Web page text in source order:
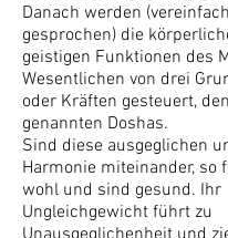
Danach werden
gesprochen) die
geistigen Funktionen des
Wesentlichen von drei
oder Kräften gesteuert,
genannten Doshas.
Sind diese ausgeglichen
Harmonie miteinander, so
wohl und sind gesund. Ihr
Ungleichgewicht führt zu